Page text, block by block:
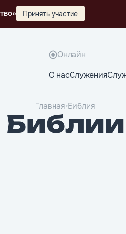
Принять участие
Онлайн
О насСлужения
Главная•Библия
Библии